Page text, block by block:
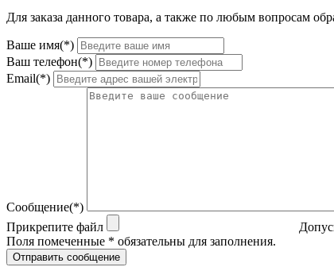
Для заказа данного товара, а также по любым вопросам
Ваше имя(*)
Ваш телефон(*)
Email(*)
Сообщение(*)
Прикрепите файл
Поля помеченные * обязательны для заполнения.
Отправить сообщение